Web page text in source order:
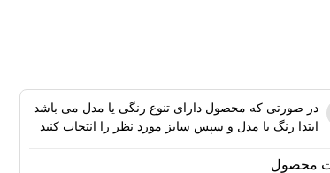
در صورتی که محصول دارای تنوع رنگی یا مدل می باشد
ابتدا رنگ یا مدل و سپس سایز مورد نظر را انتخاب کنید
محصول